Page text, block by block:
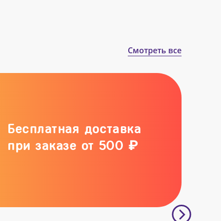
Смотреть все
Бесплатная доставка
при заказе от 500 ₽